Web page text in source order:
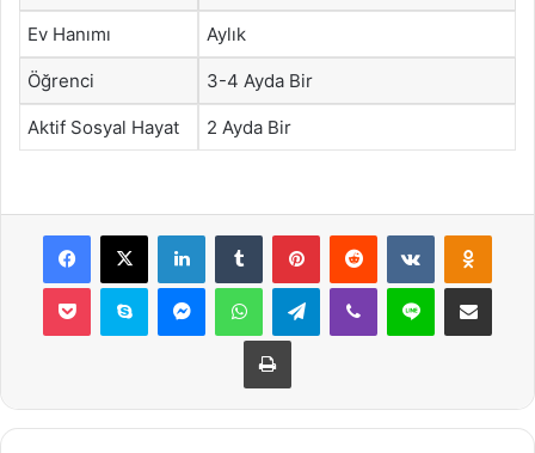
Ev Hanımı Aylık
Öğrenci 3-4 Ayda Bir
Aktif Sosyal Hayat 2 Ayda Bir
Facebook
X LinkedInTumblr PinterestReddit VKontakte
Pocket Skype MessengerWhatsAppTelegramViber Line E-Posta ile
Yazdır